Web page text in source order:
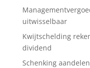
uitwisselbaar
Kwijtschelding
dividend
Schenking